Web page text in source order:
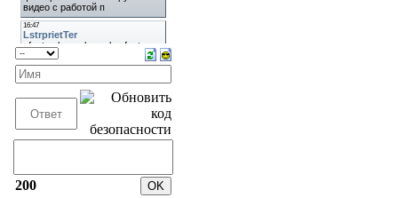
200